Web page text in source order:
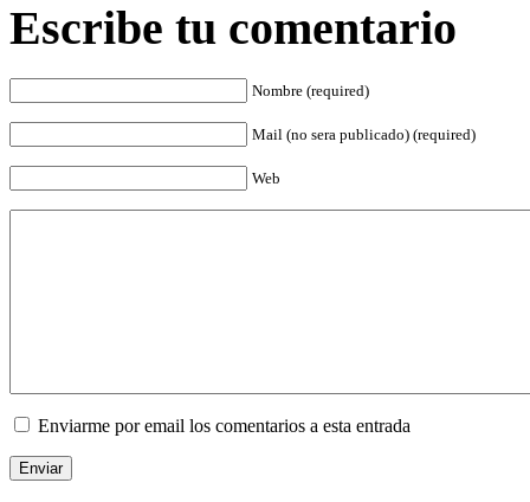
Escribe tu comentario
Nombre (required)
Mail (no sera publicado) (required)
Web
Enviarme por email los comentarios a esta entrada